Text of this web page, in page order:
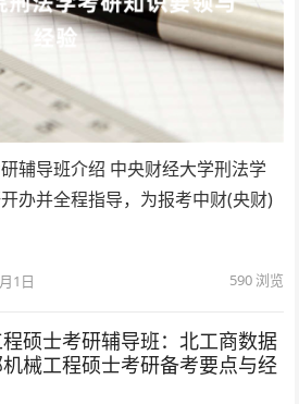
辅导班介绍 中央财经大学刑法学
办并全程指导，为报考中财(央财)
1日 590浏览
硕士考研辅导班：北工商数据
械工程硕士考研备考要点与经